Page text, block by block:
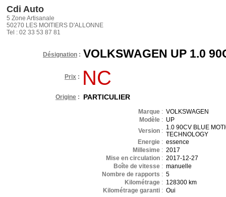
Cdi Auto
5 Zone Artisanale
50270 LES MOITIERS D'ALLONNE
Tel : 02 33 53 87 81
Désignation : VOLKSWAGEN UP 1.0
Prix : NC
Origine : PARTICULIER
Marque : VOLKSWAGEN
Modèle : UP
Version : 1.0 90CV BLUE
TECHNOLOGY
Energie : essence
Millesime : 2017
Mise en circulation : 2017-12-27
Boîte de vitesse : manuelle
Nombre de rapports : 5
Kilométrage : 128300 km
Kilométrage garanti : Oui